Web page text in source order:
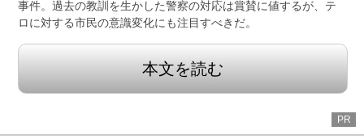
事件。過去の教訓を生かした警察の対応は賞賛に値するが、テ
ロに対する市民の意識変化にも注目すべきだ。
本文を読む
PR